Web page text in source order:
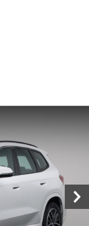
Contact dealer
€ 51.880,-
€ 556,46